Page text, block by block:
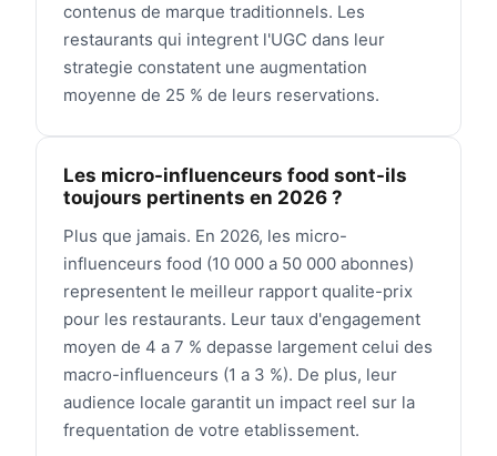
contenus de marque traditionnels. Les
restaurants qui integrent l'UGC dans leur
strategie constatent une augmentation
moyenne de 25 % de leurs reservations.
Les micro-influenceurs food sont-ils
toujours pertinents en 2026 ?
Plus que jamais. En 2026, les micro-
influenceurs food (10 000 a 50 000 abonnes)
representent le meilleur rapport qualite-prix
pour les restaurants. Leur taux d'engagement
moyen de 4 a 7 % depasse largement celui des
macro-influenceurs (1 a 3 %). De plus, leur
audience locale garantit un impact reel sur la
frequentation de votre etablissement.